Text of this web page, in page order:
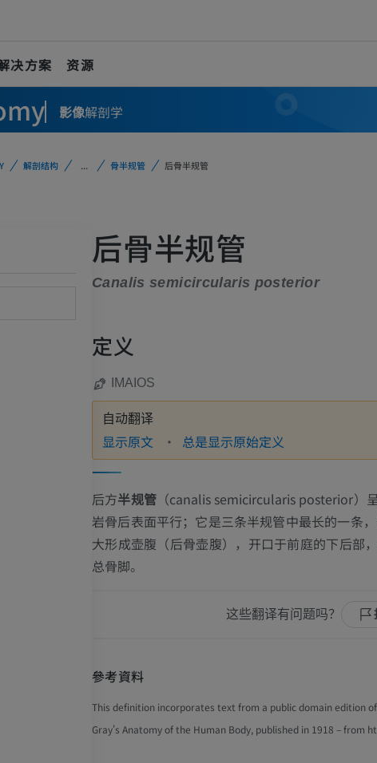
决方案 资源
影像解剖学
解剖结构 ... 骨半规管 后骨半规管
后骨半规管
Canalis semicircularis posterior
定义
IMAIOS
自动翻译
显示原文 总是显示原始定义
后方半规管（canalis semicircularis posterior）
岩骨后表面平行；它是三条半规管中最长的一条
大形成壶腹（后骨壶腹），开口于前庭的下后部
总骨脚。
这些翻译有问题吗？
參考資料
This definition incorporates text from a public domain edition
Gray's Anatomy of the Human Body, published in 1918 – from